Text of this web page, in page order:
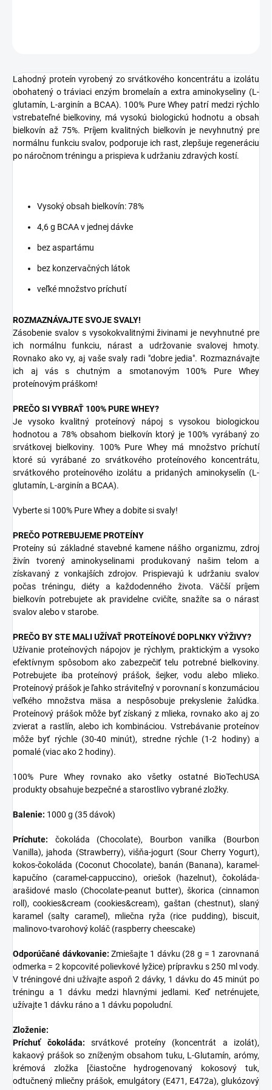
Lahodný proteín vyrobený zo srvátkového koncentrátu a izolátu
obohatený o tráviaci enzým bromelaín a extra aminokyseliny (L-
glutamín, L-arginín a BCAA). 100% Pure Whey patrí medzi rýchlo
vstrebateľné bielkoviny, má vysokú biologickú hodnotu a obsah
bielkovín až 75%. Príjem kvalitných bielkovín je nevyhnutný pre
normálnu funkciu svalov, podporuje ich rast, zlepšuje regeneráciu
po náročnom tréningu a prispieva k udržaniu zdravých kostí.
Vysoký obsah bielkovín: 78%
4,6 g BCAA v jednej dávke
bez aspartámu
bez konzervačných látok
veľké množstvo príchutí
ROZMAZNÁVAJTE SVOJE SVALY!
Zásobenie svalov s vysokokvalitnými živinami je nevyhnutné pre
ich normálnu funkciu, nárast a udržovanie svalovej hmoty.
Rovnako ako vy, aj vaše svaly radi "dobre jedia". Rozmaznávajte
ich aj vás s chutným a smotanovým 100% Pure Whey
proteínovým práškom!
PREČO SI VYBRAŤ 100% PURE WHEY?
Je vysoko kvalitný proteínový nápoj s vysokou biologickou
hodnotou a 78% obsahom bielkovín ktorý je 100% vyrábaný zo
srvátkovej bielkoviny. 100% Pure Whey má množstvo príchutí
ktoré sú vyrábané zo srvátkového proteínového koncentrátu,
srvátkového proteínového izolátu a pridaných aminokyselín (L-
glutamín, L-arginín a BCAA).
Vyberte si 100% Pure Whey a dobite si svaly!
PREČO POTREBUJEME PROTEÍNY
Proteíny sú základné stavebné kamene nášho organizmu, zdroj
živín tvorený aminokyselinami produkovaný našim telom a
získavaný z vonkajších zdrojov. Prispievajú k udržaniu svalov
počas tréningu, diéty a každodenného života. Väčší príjem
bielkovín potrebujete ak pravidelne cvičíte, snažíte sa o nárast
svalov alebo v starobe.
PREČO BY STE MALI UŽÍVAŤ PROTEÍNOVÉ DOPLNKY VÝŽIVY?
Užívanie proteínových nápojov je rýchlym, praktickým a vysoko
efektívnym spôsobom ako zabezpečiť telu potrebné bielkoviny.
Potrebujete iba proteínový prášok, šejker, vodu alebo mlieko.
Proteínový prášok je ľahko stráviteľný v porovnaní s konzumáciou
veľkého množstva mäsa a nespôsobuje prekyslenie žalúdka.
Proteínový prášok môže byť získaný z mlieka, rovnako ako aj zo
zvierat a rastlín, alebo ich kombináciou. Vstrebávanie proteínov
môže byť rýchle (30-40 minút), stredne rýchle (1-2 hodiny) a
pomalé (viac ako 2 hodiny).
100% Pure Whey rovnako ako všetky ostatné BioTechUSA
produkty obsahuje bezpečné a starostlivo vybrané zložky.
Balenie: 1000 g (35 dávok)
Príchute: čokoláda (Chocolate), Bourbon vanilka (Bourbon
Vanilla), jahoda (Strawberry), višňa-jogurt (Sour Cherry Yogurt),
kokos-čokoláda (Coconut Chocolate), banán (Banana), karamel-
kapučíno (caramel-cappuccino), oriešok (hazelnut), čokoláda-
arašidové maslo (Chocolate-peanut butter), škorica (cinnamon
roll), cookies&cream (cookies&cream), gaštan (chestnut), slaný
karamel (salty caramel), mliečna ryža (rice pudding), biscuit,
malinovo-tvarohový koláč (raspberry cheescake)
Odporúčané dávkovanie:Zmiešajte 1 dávku (28 g = 1 zarovnaná
odmerka = 2 kopcovité polievkové lyžice) prípravku s 250 ml vody.
V tréningové dni užívajte aspoň 2 dávky, 1 dávku do 45 minút po
tréningu a 1 dávku medzi hlavnými jedlami. Keď netrénujete,
užívajte 1 dávku ráno a 1 dávku popoludní.
Zloženie:
Príchuť čokoláda: srvátkové proteíny (koncentrát a izolát),
kakaový prášok so zníženým obsahom tuku, L-Glutamín, arómy,
krémová zložka [čiastočne hydrogenovaný kokosový tuk,
odtučnený mliečny prášok, emulgátory (E471, E472a), glukózový